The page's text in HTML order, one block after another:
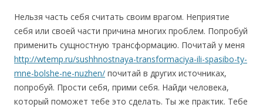
Нельзя часть себя считать своим врагом. Неприятие
себя или своей части причина многих проблем. Попробуй
применить сущностную трансформацию. Почитай у меня
http://wtemp.ru/sushhnostnaya-transformaciya-ili-spasibo-ty-
mne-bolshe-ne-nuzhen/ почитай в других источниках,
попробуй. Прости себя, прими себя. Найди человека,
который поможет тебе это сделать. Ты же практик. Тебе